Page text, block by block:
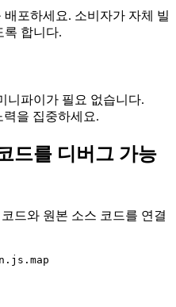
포하세요. 소비자가 자체 빌
록 합니다.
니파이가 필요 없습니다.
을 집중하세요.
드를 디버그 가능
드와 원본 소스 코드를 연결